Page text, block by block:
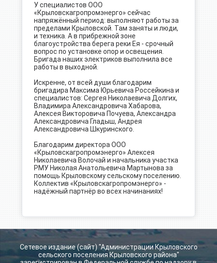
У специалистов ООО
«Крыловскагропромэнерго» сейчас
напряжённый период: выполняют работы за
пределами Крыловской. Там заняты и люди,
и техника. А в прибрежной зоне
благоустройства берега реки Ея - срочный
вопрос по установке опор и освещения.
Бригада наших электриков выполнила все
работы в выходной.
Искренне, от всей души благодарим
бригадира Максима Юрьевича Россейкина и
специалистов: Сергея Николаевича Долгих,
Владимира Александровича Хабарова,
Алексея Викторовича Почуева, Александра
Александровича Гладыш, Андрея
Александровича Шкуринского.
Благодарим директора ООО
«Крыловскагропромэнерго» Алексея
Николаевича Волочай и начальника участка
РМУ Николая Анатольевича Мартынова за
помощь Крыловскому сельскому поселению.
Коллектив «Крыловскагропромэнерго» -
надёжный партнёр во всех начинаниях!
Сетевое издание (сайт) "Администрации Крыловского
сельского поселения Крыловского района"